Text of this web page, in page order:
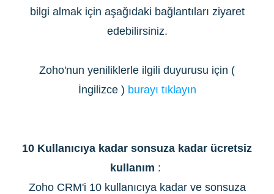
bilgi almak için aşağıdaki bağlantıları ziyaret
edebilirsiniz.
Zoho'nun yeniliklerle ilgili duyurusu için (
İngilizce ) burayı tıklayın
10 Kullanıcıya kadar sonsuza kadar ücretsiz
kullanım :
Zoho CRM'i 10 kullanıcıya kadar ve sonsuza